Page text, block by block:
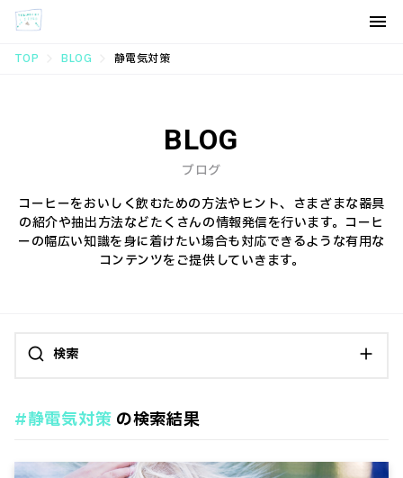
TOP BLOG 静電気対策
BLOG
ブログ
コーヒーをおいしく飲むための方法やヒント、さまざまな器具
の紹介や抽出方法などたくさんの情報発信を行います。コーヒ
ーの幅広い知識を身に着けたい場合も対応できるような有用な
コンテンツをご提供していきます。
検索
おいしく飲む コーヒーとキャンプ
#静電気対策 の検索結果